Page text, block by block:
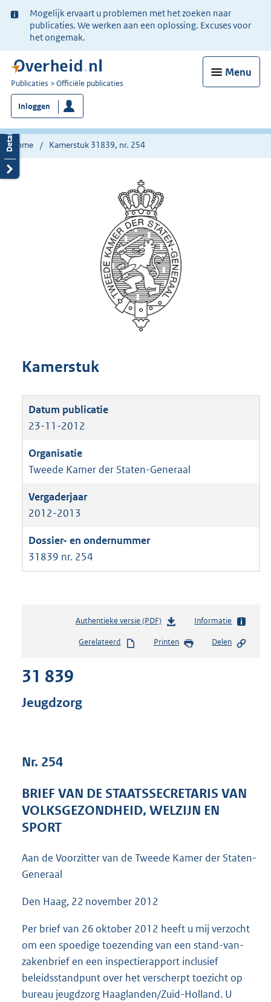
Ter
informatie:
Mogelijk ervaart u problemen met het zoeken naar
publicaties. We werken aan een oplossing. Excuses voor
het ongemak.
Menu
U
bent
nu
hier:
Publicaties Officiële publicaties
Inloggen
Home Kamerstuk 31839, nr. 254
Kamerstuk
23-11-2012
Tweede Kamer der Staten-Generaal
2012-2013
31839 nr. 254
Authentieke versie (PDF)b
s
e
:
b
Informatie
Gerelateerd Printen Delen
31 839
Jeugdzorg
Nr. 254
BRIEF VAN DE STAATSSECRETARIS VAN
VOLKSGEZONDHEID, WELZIJN EN
SPORT
Aan de Voorzitter van de Tweede Kamer der Staten-
Generaal
Den Haag, 22 november 2012
Per brief van 26 oktober 2012 heeft u mij verzocht
om een spoedige toezending van een stand-van-
zakenbrief en een inspectierapport inclusief
beleidsstandpunt over het verscherpt toezicht op
bureau jeugdzorg Haaglanden/Zuid-Holland. U